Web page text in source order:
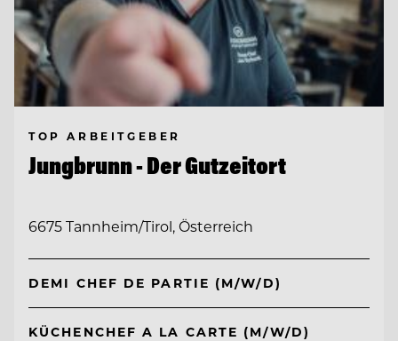
TOP ARBEITGEBER
Jungbrunn - Der Gutzeitort
6675 Tannheim/Tirol, Österreich
DEMI CHEF DE PARTIE (M/W/D)
KÜCHENCHEF A LA CARTE (M/W/D)